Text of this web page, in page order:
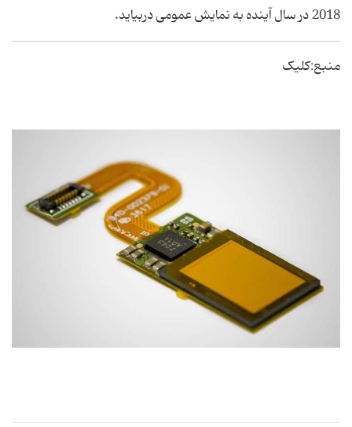
2018 در سال آینده به نمایش عمومی دربیاید.
منبع:کلیک